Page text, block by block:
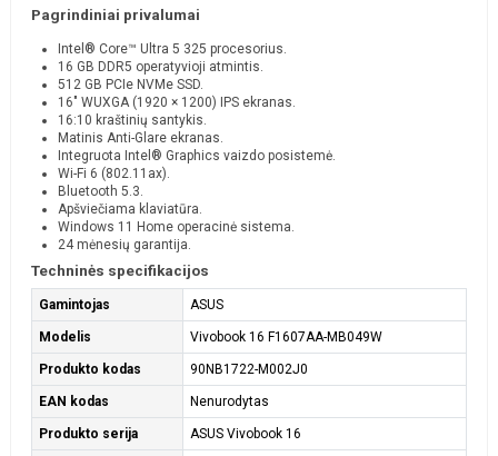
Pagrindiniai privalumai
Intel® Core™ Ultra 5 325 procesorius.
16 GB DDR5 operatyvioji atmintis.
512 GB PCIe NVMe SSD.
16" WUXGA (1920 × 1200) IPS ekranas.
16:10 kraštinių santykis.
Matinis Anti-Glare ekranas.
Integruota Intel® Graphics vaizdo posistemė.
Wi-Fi 6 (802.11ax).
Bluetooth 5.3.
Apšviečiama klaviatūra.
Windows 11 Home operacinė sistema.
24 mėnesių garantija.
Techninės specifikacijos
Gamintojas ASUS
Modelis Vivobook 16 F1607AA-MB049W
Produkto kodas 90NB1722-M002J0
EAN kodas Nenurodytas
Produkto serija ASUS Vivobook 16